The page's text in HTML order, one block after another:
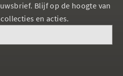
Blijf op de hoogte van
en acties.